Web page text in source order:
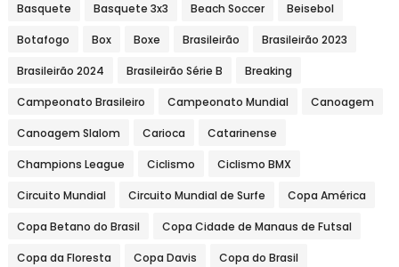
Basquete Basquete 3x3 Beach Soccer Beisebol
Botafogo Box Boxe Brasileirão Brasileirão 2023
Brasileirão 2024 Brasileirão Série B Breaking
Campeonato Brasileiro Campeonato Mundial Canoagem
Canoagem Slalom Carioca Catarinense
Champions League Ciclismo Ciclismo BMX
Circuito Mundial Circuito Mundial de Surfe Copa América
Copa Betano do Brasil Copa Cidade de Manaus de Futsal
Copa da Floresta Copa Davis Copa do Brasil